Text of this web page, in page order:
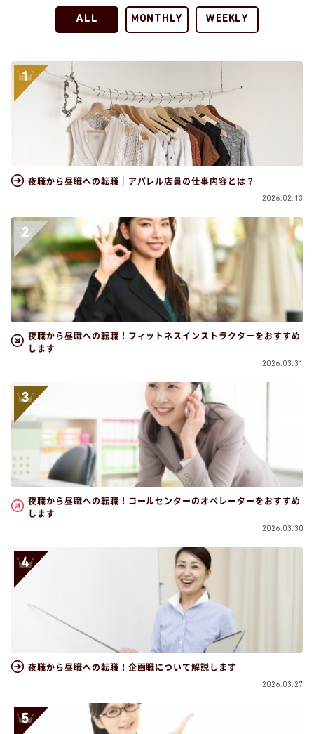
ALL MONTHLY WEEKLY
夜職から昼職への転職｜アパレル店員の仕事内容とは？
2026.02.13
夜職から昼職への転職！フィットネスインストラクターをおすすめ
します
2026.03.31
夜職から昼職への転職！コールセンターのオペレーターをおすすめ
します
2026.03.30
夜職から昼職への転職！企画職について解説します
2026.03.27